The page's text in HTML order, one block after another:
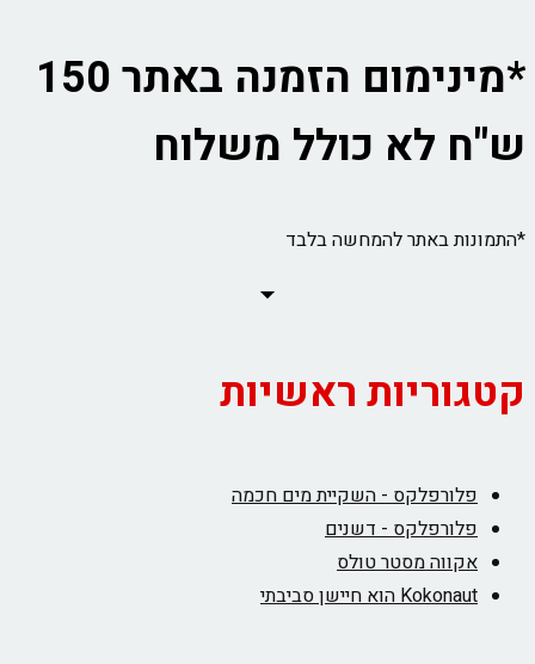
*מינימום הזמנה באתר 150
ש"ח לא כולל משלוח
*התמונות באתר להמחשה בלבד
קטגוריות ראשיות
פלורפלקס - השקיית מים חכמה
פלורפלקס - דשנים
אקווה מסטר טולס
Kokonaut הוא חיישן סביבתי